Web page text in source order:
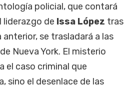
policial, que contará
liderazgo de Issa López tras
se trasladará a las
Nueva York. El misterio
el caso criminal que
sino el desenlace de las